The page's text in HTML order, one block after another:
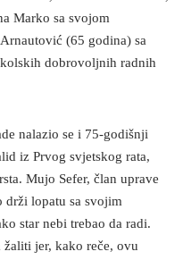
Marko sa svojom
(65 godina) sa
dobrovoljnih radnih
nalazio se i 75-godišnji
iz Prvog svjetskog rata,
Mujo Sefer, član uprave
drži lopatu sa svojim
star nebi trebao da radi.
žaliti jer, kako reče, ovu